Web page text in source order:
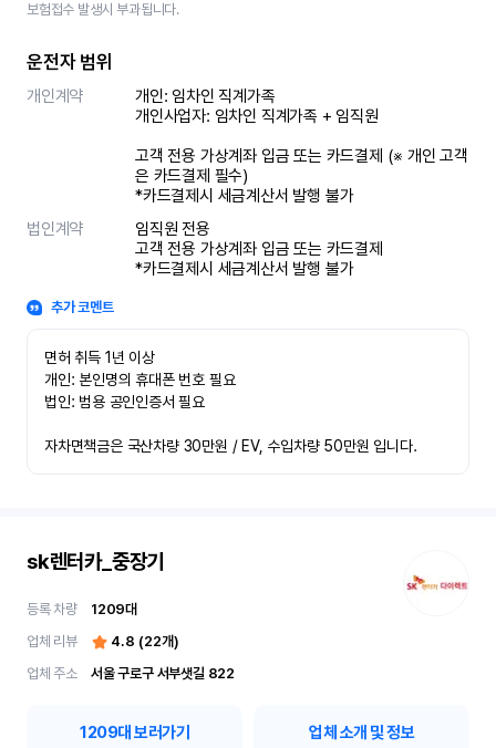
보험접수 발생시 부과됩니다.
운전자 범위
개인계약
개인: 임차인 직계가족
개인사업자: 임차인 직계가족 + 임직원
고객 전용 가상계좌 입금 또는 카드결제 (※ 개인 고객
은 카드결제 필수)
*카드결제시 세금계산서 발행 불가
법인계약
임직원 전용
고객 전용 가상계좌 입금 또는 카드결제
*카드결제시 세금계산서 발행 불가
추가 코멘트
면허 취득 1년 이상
개인: 본인명의 휴대폰 번호 필요
법인: 범용 공인인증서 필요
자차면책금은 국산차량 30만원 / EV, 수입차량 50만원 입니다.
sk렌터카_중장기
등록 차량 1209대
업체 리뷰
4.8 (22개)
업체 주소
서울 구로구 서부샛길 822
1209대 보러가기 업체 소개 및 정보